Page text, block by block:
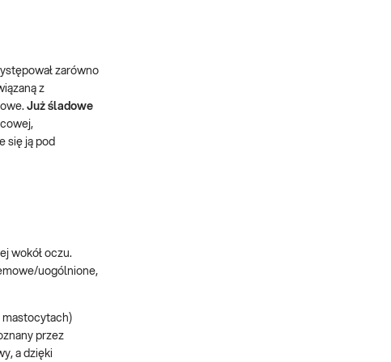
zarówno
z
Już śladowe
się ją pod
wokół oczu.
uogólnione,
mastocytach)
przez
a dzięki